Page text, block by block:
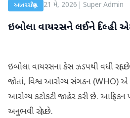
આંતરરાષ્ટ્રીય 21 મે, 2026 Super Admin
ઇબોલા વાયરસને લઈને દિલ્હી
ઇબોલા વાયરસના કેસ ઝડપથી વધી રહ્યા
જોતાં, વિશ્વ આરોગ્ય સંગઠન (WHO) એ
આરોગ્ય કટોકટી જાહેર કરી છે.
અનુભવી રહ્યો છે.